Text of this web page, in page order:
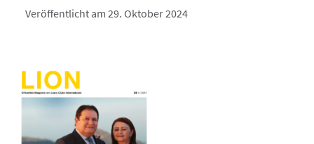
Veröffentlicht am 29. Oktober 2024